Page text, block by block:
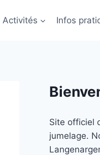
Activités Infos
Site officiel
jumelage.